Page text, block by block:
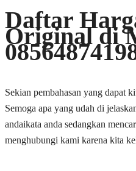
Daftar
Original di
Sekian pembahasan yang dapat
Semoga apa yang udah di
andaikata anda sedangkan
menghubungi kami karena kita